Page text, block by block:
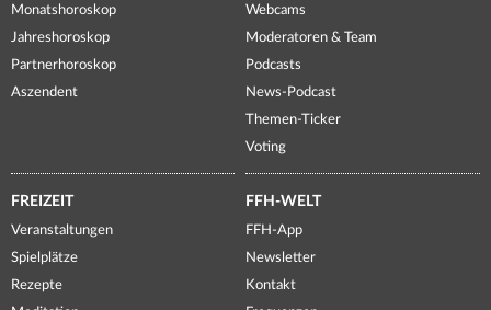
Monatshoroskop
Jahreshoroskop
Partnerhoroskop
Aszendent
Webcams
Moderatoren & Team
Podcasts
News-Podcast
Themen-Ticker
Voting
FREIZEIT
Veranstaltungen
Spielplätze
Rezepte
FFH-WELT
FFH-App
Newsletter
Kontakt